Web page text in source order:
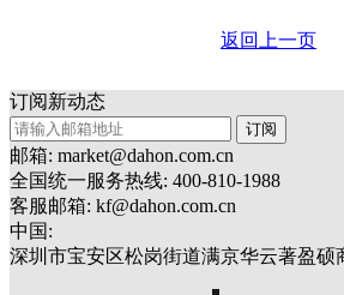
返回上一页
订阅新动态
订阅
邮箱: market@dahon.com.cn
全国统一服务热线: 400-810-1988
客服邮箱: kf@dahon.com.cn
中国:
深圳市宝安区松岗街道满京华云著盈硕